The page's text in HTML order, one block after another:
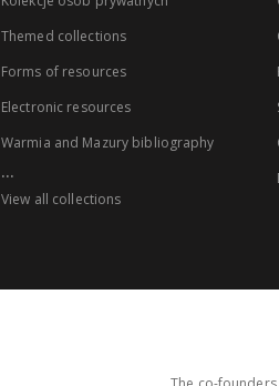
Themed collections
Forms of resources
Electronic resources
Warmia and Mazury bibliography
...
View all collections